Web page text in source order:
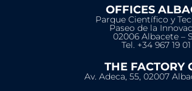
OFFICES
Parque Científico y
Paseo de la
02006 Albacete –
Tel. +34 967 19
THE FACTORY
Av. Adeca, 55, 02007